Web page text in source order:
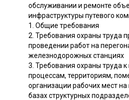
обслуживании и ремонте
инфраструктуры путевого
1. Общие требования
2. Требования охраны труда
проведении работ на
железнодорожных станциях
3. Требования охраны труда
процессам, территориям,
организации рабочих мест
базах структурных